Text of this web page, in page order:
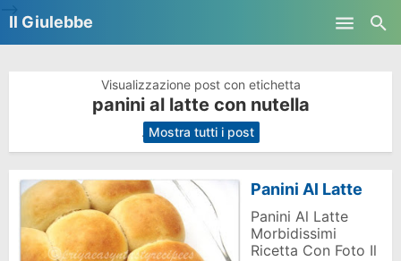
Il Giulebbe
Visualizzazione post con etichetta
panini al latte con nutella
. Mostra tutti i post
Panini Al Latte
Panini Al Latte
Morbidissimi
Ricetta Con Foto Il